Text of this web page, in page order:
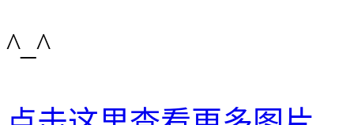
^_^